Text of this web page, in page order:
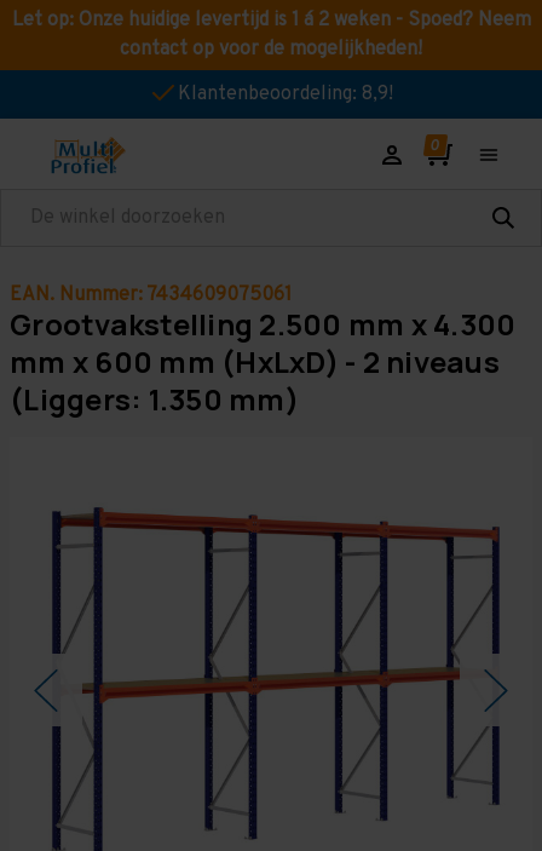
Let op: Onze huidige levertijd is 1 á 2 weken - Spoed? Neem
contact op voor de mogelijkheden!
Klantenbeoordeling: 8,9!
Zoeken
EAN. Nummer: 7434609075061
Grootvakstelling 2.500 mm x 4.300
mm x 600 mm (HxLxD) - 2 niveaus
(Liggers: 1.350 mm)